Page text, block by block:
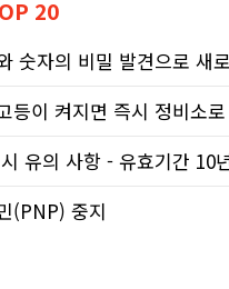
20
(PNP) 중지